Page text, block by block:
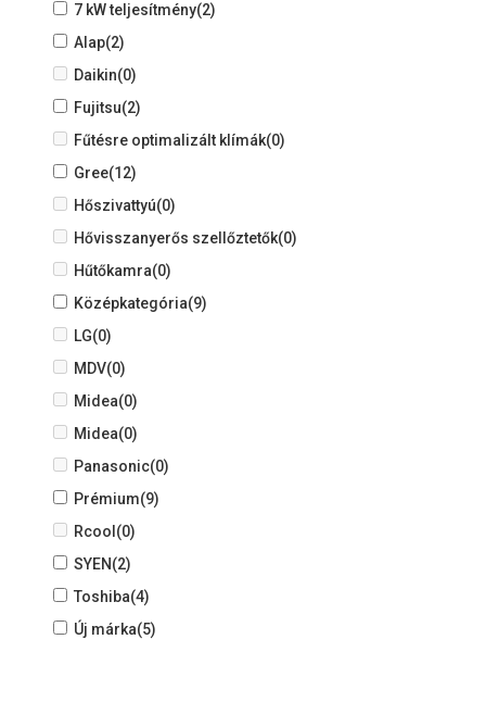
7 kW teljesítmény(2)
Alap(2)
Daikin(0)
Fujitsu(2)
Fűtésre optimalizált klímák(0)
Gree(12)
Hőszivattyú(0)
Hővisszanyerős szellőztetők(0)
Hűtőkamra(0)
Középkategória(9)
LG(0)
MDV(0)
Midea(0)
Midea(0)
Panasonic(0)
Prémium(9)
Rcool (0)
SYEN(2)
Toshiba(4)
Új márka(5)